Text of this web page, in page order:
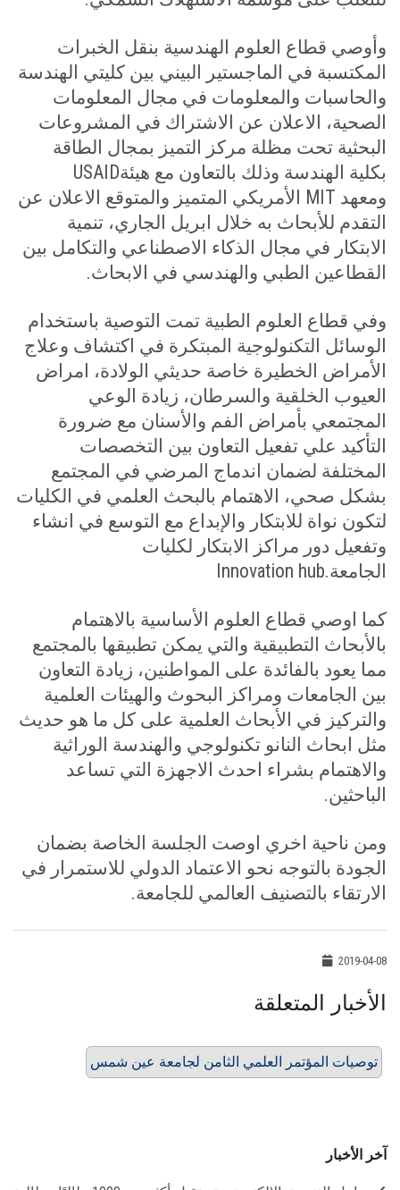
وأوصي قطاع العلوم الهندسية بنقل الخبرات
المكتسبة في الماجستير البيني بين كليتي الهندسة
والحاسبات والمعلومات في مجال المعلومات
الصحية، الاعلان عن الاشتراك في المشروعات
البحثية تحت مظلة مركز التميز بمجال الطاقة
بكلية الهندسة وذلك بالتعاون مع هيئةUSAID
ومعهد MIT الأمريكي المتميز والمتوقع الاعلان عن
التقدم للأبحاث به خلال ابريل الجاري، تنمية
الابتكار في مجال الذكاء الاصطناعي والتكامل بين
القطاعين الطبي والهندسي في الابحاث.
وفي قطاع العلوم الطبية تمت التوصية باستخدام
الوسائل التكنولوجية المبتكرة في اكتشاف وعلاج
الأمراض الخطيرة خاصة حديثي الولادة، امراض
العيوب الخلقية والسرطان، زيادة الوعي
المجتمعي بأمراض الفم والأسنان مع ضرورة
التأكيد علي تفعيل التعاون بين التخصصات
المختلفة لضمان اندماج المرضي في المجتمع
بشكل صحي، الاهتمام بالبحث العلمي في الكليات
لتكون نواة للابتكار والإبداع مع التوسع في انشاء
وتفعيل دور مراكز الابتكار لكليات
الجامعةInnovation hub.
كما اوصي قطاع العلوم الأساسية بالاهتمام
بالأبحاث التطبيقية والتي يمكن تطبيقها بالمجتمع
مما يعود بالفائدة على المواطنين، زيادة التعاون
بين الجامعات ومراكز البحوث والهيئات العلمية
والتركيز في الأبحاث العلمية على كل ما هو حديث
مثل ابحاث النانو تكنولوجي والهندسة الوراثية
والاهتمام بشراء احدث الاجهزة التي تساعد
الباحثين.
ومن ناحية اخري اوصت الجلسة الخاصة بضمان
الجودة بالتوجه نحو الاعتماد الدولي للاستمرار في
الارتقاء بالتصنيف العالمي للجامعة.
2019-04-08
الأخبار المتعلقة
توصيات المؤتمر العلمي الثامن لجامعة عين شمس
آخر الأخبار